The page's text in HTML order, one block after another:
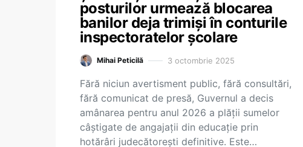
posturilor urmează blocarea
banilor deja trimiși în conturile
inspectoratelor școlare
Mihai Peticilă 3 octombrie 2025
Fără niciun avertisment public, fără consultări,
fără comunicat de presă, Guvernul a decis
amânarea pentru anul 2026 a plății sumelor
câștigate de angajații din educație prin
hotărâri judecătorești definitive. Este…